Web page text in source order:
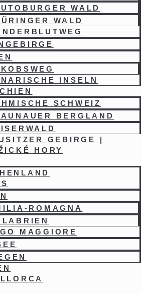
WALD
WALD
INSELN
SCHWEIZ
BERGLAND
GEBIRGE |
HORY
ROMAGNA
MAGGIORE